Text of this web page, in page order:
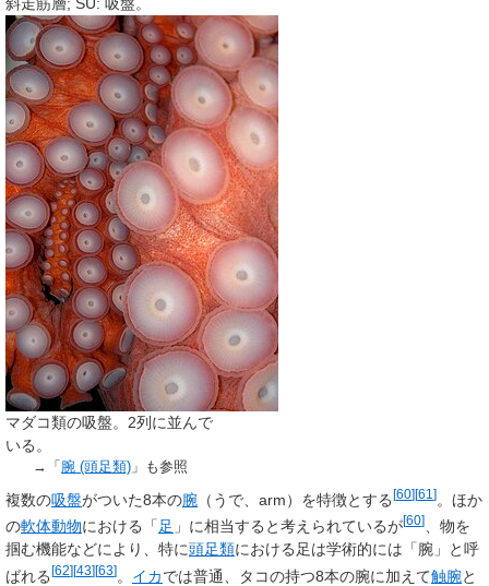
斜走筋層; SU: 吸盤。
マダコ類の吸盤。2列に並んで
いる。
→「 腕 (頭足類)」も参照
複数の吸盤がついた8本の腕（うで、 arm）を特徴とする[60][61 ]。ほか
の軟体動物における「 足 」に相当すると考えられているが[60]、物を
掴む機能などにより、特に頭足類における足は学術的には「腕」と呼
ばれる[62][43][63]。 イカでは普通、タコの持つ8本の腕に加えて触腕と